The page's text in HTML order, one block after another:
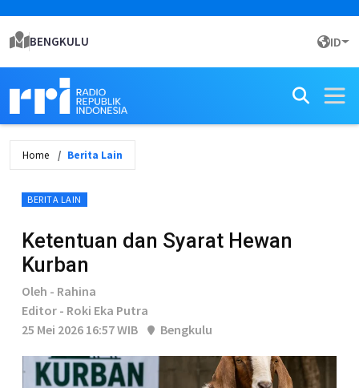
BENGKULU ID
Home Berita Lain
BERITA LAIN
Ketentuan dan Syarat Hewan
Kurban
Oleh - Rahina
Editor - Roki Eka Putra
25 Mei 2026 16:57 WIB
Bengkulu